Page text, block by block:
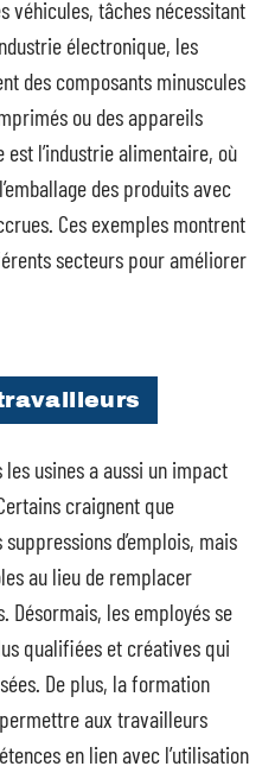
véhicules, tâches nécessitant
électronique, les
des composants minuscules
ou des appareils
l’industrie alimentaire, où
des produits avec
Ces exemples montrent
secteurs pour améliorer
les usines a aussi un impact
craignent que
suppressions d’emplois, mais
au lieu de remplacer
les employés se
qualifiées et créatives qui
De plus, la formation
aux travailleurs
en lien avec l’utilisation